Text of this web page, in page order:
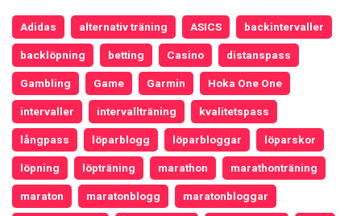
Adidas alternativ träning ASICS backintervaller
backlöpning betting Casino distanspass
Gambling Game Garmin Hoka One One
intervaller intervallträning kvalitetspass
långpass löparblogg löparbloggar löparskor
löpning löpträning marathon marathonträning
maraton maratonblogg maratonbloggar